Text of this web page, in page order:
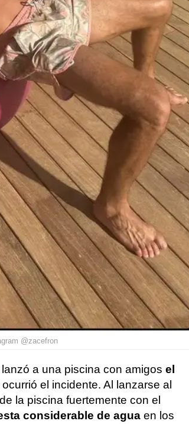
@zacefron
a una piscina con amigos el
el incidente. Al lanzarse al
de la piscina fuertemente con el
considerable de agua en los